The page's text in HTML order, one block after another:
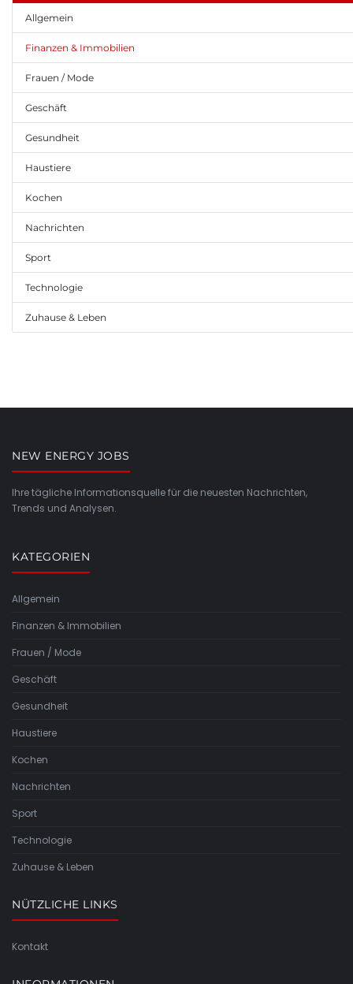
Allgemein
Finanzen & Immobilien
Frauen / Mode
Geschäft
Gesundheit
Haustiere
Kochen
Nachrichten
Sport
Technologie
Zuhause & Leben
NEW ENERGY JOBS
Ihre tägliche Informationsquelle für die neuesten Nachrichten,
Trends und Analysen.
KATEGORIEN
Allgemein
Finanzen & Immobilien
Frauen / Mode
Geschäft
Gesundheit
Haustiere
Kochen
Nachrichten
Sport
Technologie
Zuhause & Leben
NÜTZLICHE LINKS
Kontakt